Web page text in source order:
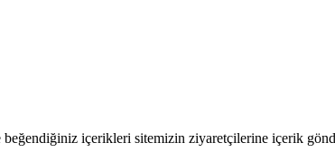
içerikleri sitemizin ziyaretçilerine içerik